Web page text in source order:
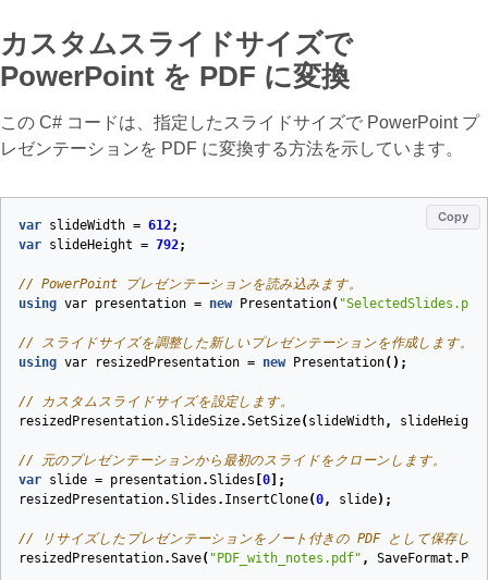
カスタムスライドサイズで
PowerPoint を PDF に変換
この C# コードは、指定したスライドサイズで PowerPoint プ
レゼンテーションを PDF に変換する方法を示しています。
Copy
var slideWidth = 612;
var slideHeight = 792;
// PowerPoint プレゼンテーションを読み込みます。
using var presentation = new Presentation(
// スライドサイズを調整した新しいプレゼンテーションを作成します。
using var resizedPresentation = new Presentation();
// カスタムスライドサイズを設定します。
resizedPresentation.SlideSize.SetSize( slideWidth, slideHeight
// 元のプレゼンテーションから最初のスライドをクローンします。
var slide = presentation.Slides 0 ];
resizedPresentation.Slides . InsertClone(0, slide);
// リサイズしたプレゼンテーションをノート付きの PDF として保存しま
resizedPresentation.Save( "PDF_with_notes.pdf" , SaveFormat . Pdf